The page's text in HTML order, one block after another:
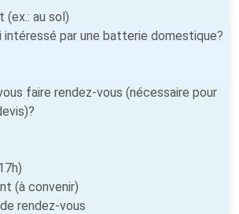
(ex.: au sol)
intéressé par une batterie domestique?
faire rendez-vous (nécessaire pour
(à convenir)
rendez-vous